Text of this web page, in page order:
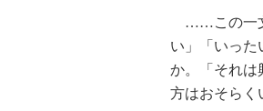
……この一文
い」「いった
か。「それは
方はおそらく